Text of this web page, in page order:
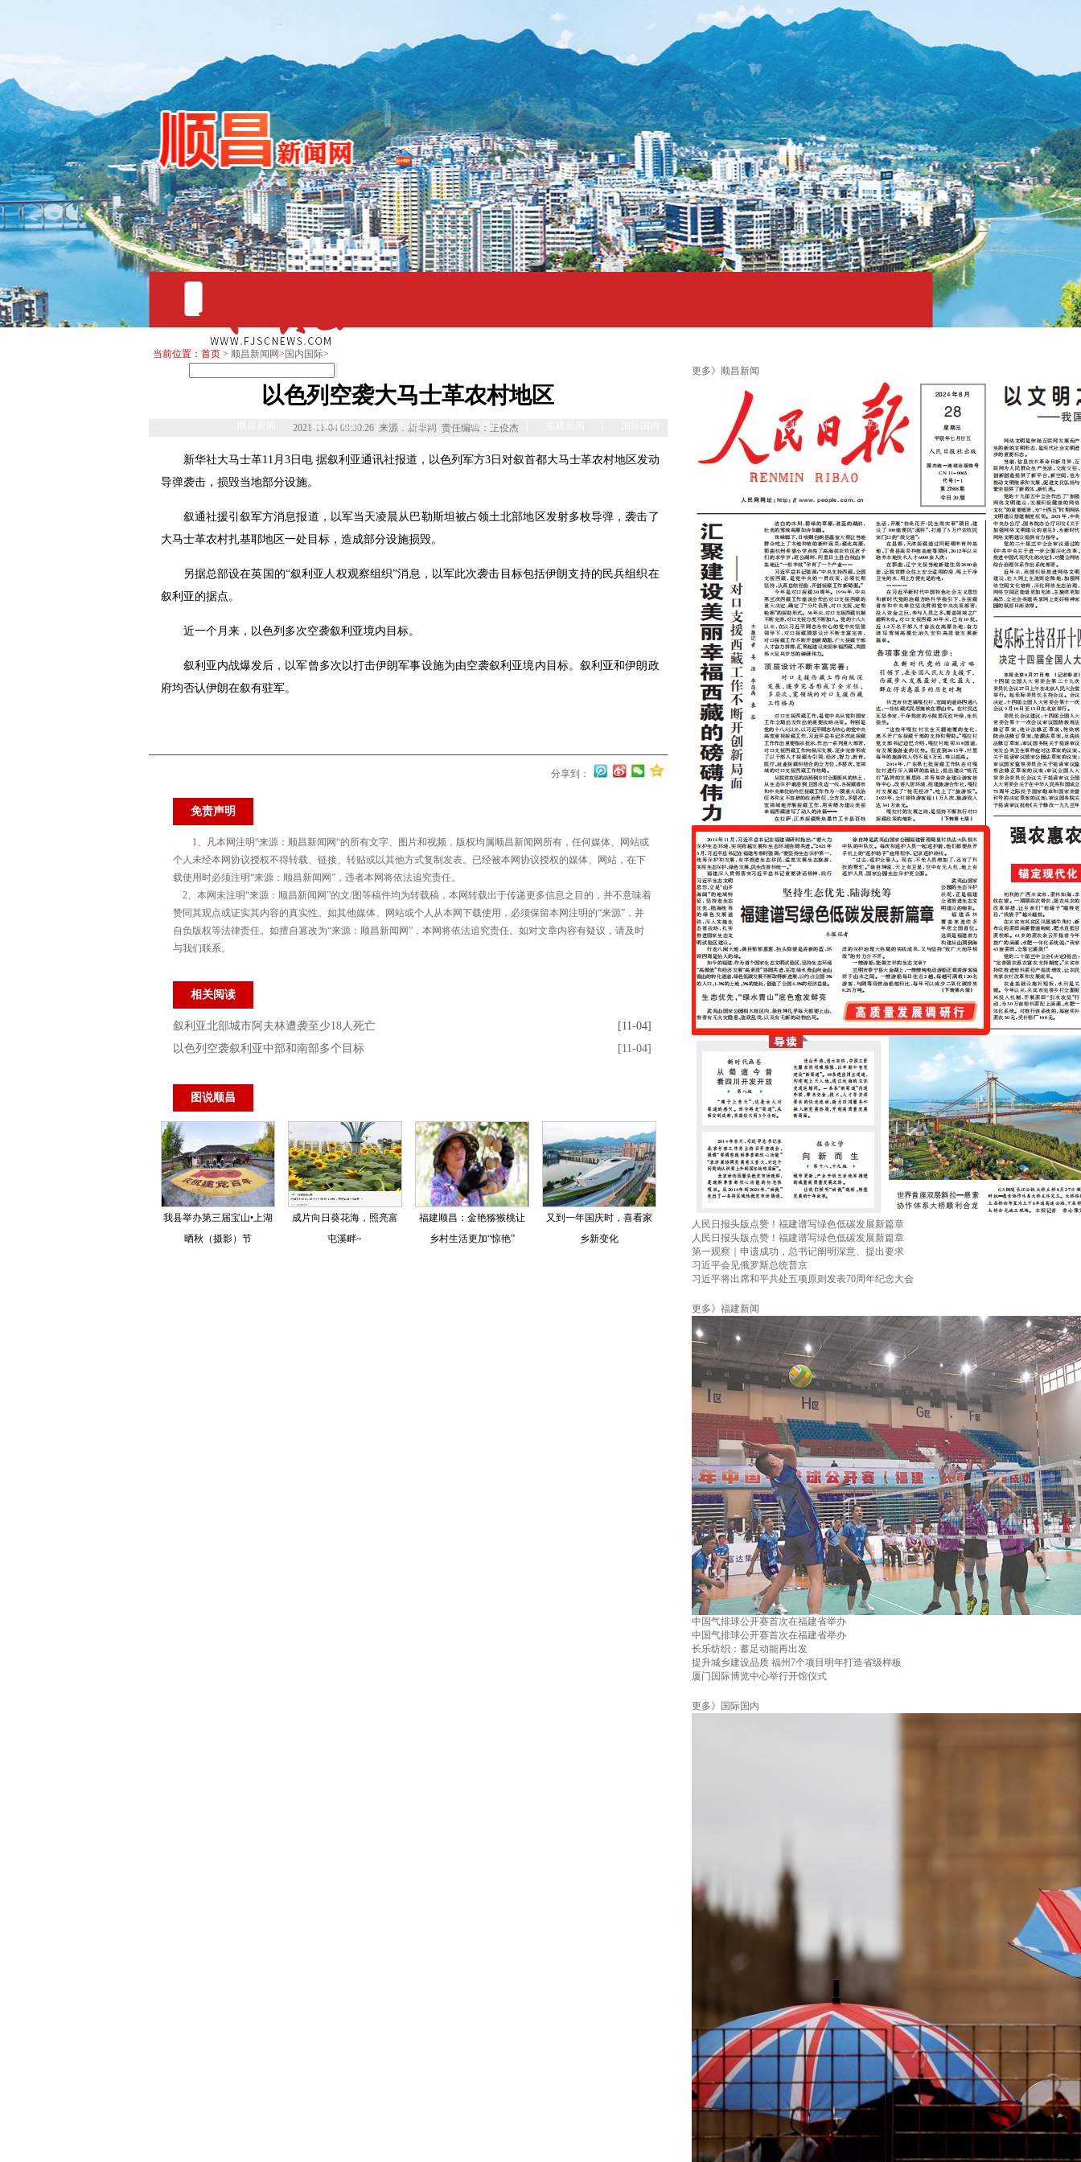
2026年8月9日 星期日
媒体看顺昌 视频新闻 | 顺昌时空 理论学习 大美顺昌 | 辟谣平台
当前位置：首页 > 顺昌新闻网> 国内国际>
以色列空袭大马士革农村地区
2021-11-04 09:30:26 来源：新华网 责任编辑：王俊杰
新华社大马士革11月3日电 据叙利亚通讯社报道，以色列军方3日对叙首都大马士革农村地区发动
导弹袭击，损毁当地部分设施。
叙通社援引叙军方消息报道，以军当天凌晨从巴勒斯坦被占领土北部地区发射多枚导弹，袭击了
大马士革农村扎基耶地区一处目标，造成部分设施损毁。
另据总部设在英国的“叙利亚人权观察组织”消息，以军此次袭击目标包括伊朗支持的民兵组织在
叙利亚的据点。
近一个月来，以色列多次空袭叙利亚境内目标。
叙利亚内战爆发后，以军曾多次以打击伊朗军事设施为由空袭叙利亚境内目标。叙利亚和伊朗政
府均否认伊朗在叙有驻军。
分享到：
免责声明
1、凡本网注明“来源：顺昌新闻网“的所有文字、图片和视频，版权均属顺昌新闻网所有，任何媒体、网站或
个人未经本网协议授权不得转载、链接、转贴或以其他方式复制发表。已经被本网协议授权的媒体、网站，在下
载使用时必须注明“来源：顺昌新闻网”，违者本网将依法追究责任。
2、本网未注明“来源：顺昌新闻网”的文/图等稿件均为转载稿，本网转载出于传递更多信息之目的，并不意味着
赞同其观点或证实其内容的真实性。如其他媒体、网站或个人从本网下载使用，必须保留本网注明的“来源”，并
自负版权等法律责任。如擅自篡改为“来源：顺昌新闻网”，本网将依法追究责任。如对文章内容有疑议，请及时
与我们联系。
相关阅读
[11-04]
叙利亚北部城市阿夫林遭袭至少18人死亡
[11-04]
以色列空袭叙利亚中部和南部多个目标
图说顺昌
我县举办第三届宝山•上湖
晒秋（摄影）节
成片向日葵花海，照亮富
屯溪畔~
福建顺昌：金艳猕猴桃让
乡村生活更加“惊艳”
又到一年国庆时，喜看家
乡新变化
更多》 顺昌新闻
人民日报头版点赞！福建谱写绿色低碳发展新篇章
人民日报头版点赞！福建谱写绿色低碳发展新篇章
第一观察｜申遗成功，总书记阐明深意、提出要求
习近平会见俄罗斯总统普京
习近平将出席和平共处五项原则发表70周年纪念大会
更多》 福建新闻
中国气排球公开赛首次在福建省举办
中国气排球公开赛首次在福建省举办
长乐纺织：蓄足动能再出发
提升城乡建设品质 福州7个项目明年打造省级样板
厦门国际博览中心举行开馆仪式
更多》 国际国内